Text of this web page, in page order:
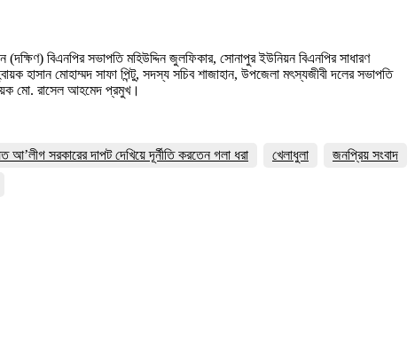
বিএনপির সভাপতি মহিউদ্দিন জুলফিকার, সোনাপুর ইউনিয়ন বিএনপির সাধারণ
হাসান মোহাম্মদ সাফা পিন্টু, সদস্য সচিব শাজাহান, উপজেলা মৎস্যজীবী দলের সভাপতি
মো. রাসেল আহমেদ প্রমুখ।
আ’লীগ সরকারের দাপট দেখিয়ে দূর্নীতি করতেন গলা ধরা খেলাধুলা
জনপ্রিয় সংবাদ